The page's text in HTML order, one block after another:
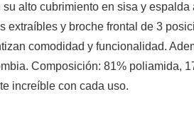
alto cubrimiento en sisa y espalda
extraíbles y broche frontal de 3
comodidad y funcionalidad.
Composición: 81% poliamida,
increíble con cada uso.